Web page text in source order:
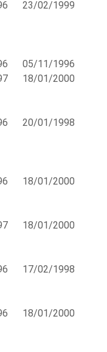
23/02/1999
05/11/1996
18/01/2000
20/01/1998
18/01/2000
18/01/2000
17/02/1998
18/01/2000